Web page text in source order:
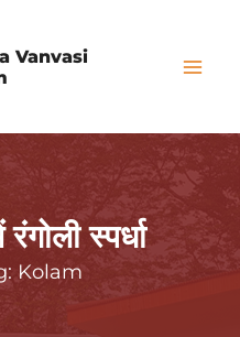
Vanvasi
स्पर्धा
Kolam